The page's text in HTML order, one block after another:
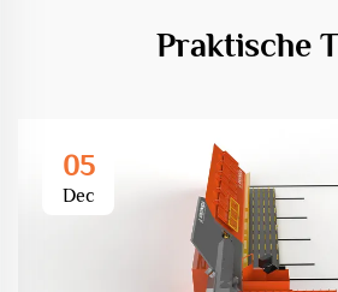
Praktische
05
Dec